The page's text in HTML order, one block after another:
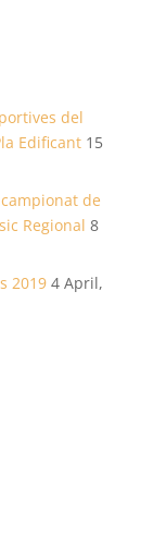
del
Edificant 15
de
Regional 8
2019 4 April,